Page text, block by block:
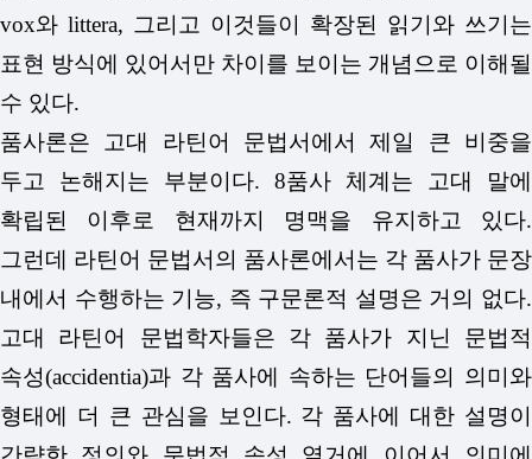
vox와 littera, 그리고 이것들이 확장된 읽기와 쓰기는
표현 방식에 있어서만 차이를 보이는 개념으로 이해될
수 있다.
품사론은 고대 라틴어 문법서에서 제일 큰 비중을
두고 논해지는 부분이다. 8품사 체계는 고대 말에
확립된 이후로 현재까지 명맥을 유지하고 있다.
그런데 라틴어 문법서의 품사론에서는 각 품사가 문장
내에서 수행하는 기능, 즉 구문론적 설명은 거의 없다.
고대 라틴어 문법학자들은 각 품사가 지닌 문법적
속성(accidentia)과 각 품사에 속하는 단어들의 의미와
형태에 더 큰 관심을 보인다. 각 품사에 대한 설명이